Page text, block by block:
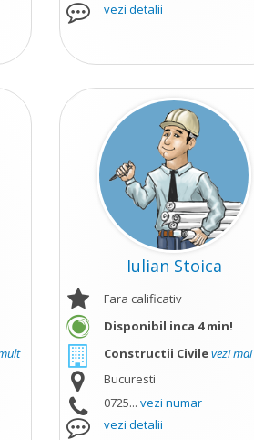
vezi detalii
Iulian Stoica
Fara calificativ
Disponibil inca 4 min!
Constructii Civilevezi
Bucuresti
0725... vezi numar
vezi detalii